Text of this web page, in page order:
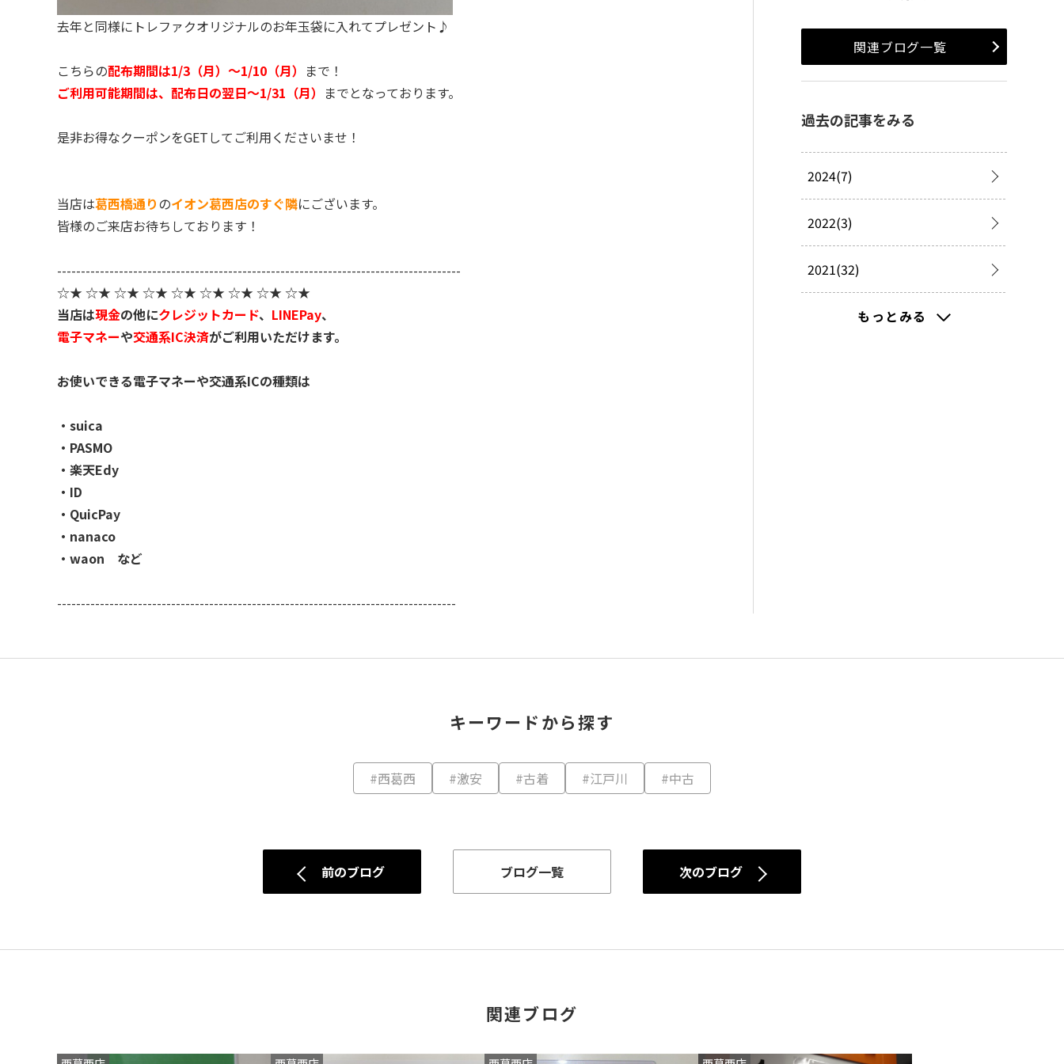
去年と同様にトレファクオリジナルのお年玉袋に入れてプレゼント♪
こちらの配布期間は1/3（月）～1/10（月） まで！
ご利用可能期間は、配布日の翌日～1/31（月） までとなっております。
是非お得なクーポンをGETしてご利用くださいませ！
当店は葛西橋通りのイオン葛西店のすぐ隣にございます。
皆様のご来店お待ちしております！
-------------------------------------------------------------------------------------
☆★ ☆★ ☆★ ☆★ ☆★ ☆★ ☆★ ☆★ ☆★
当店は現金の他にクレジットカード、 LINEPay、
電子マネーや交通系IC決済がご利用いただけます。
お使いできる電子マネーや交通系ICの種類は
・suica
・PASMO
・楽天Edy
・ID
・QuicPay
・nanaco
・waon など
------------------------------------------------------------------------------------
関連ブログ一覧
過去の記事をみる
2024(7)
2022(3)
2021(32)
2020(52)もっとみる
キーワードから探す
#西葛西 #激安 #古着 #江戸川 #中古
前のブログ ブログ一覧 次のブログ
関連ブログ